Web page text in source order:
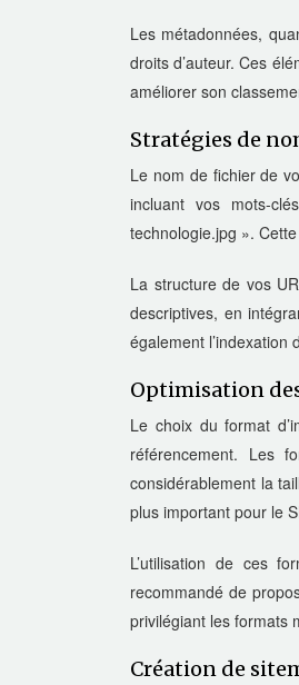
Les métadonnées,
droits d’auteur. Ces
améliorer son
Stratégies de
Le nom de fichier de
incluant vos mots-
technologie.jpg ».
La structure de vos
descriptives, en
également
Optimisation
Le choix du format
référencement. Les
considérablement la
plus important pour le
L’utilisation de ces
recommandé de
privilégiant les formats
Création de